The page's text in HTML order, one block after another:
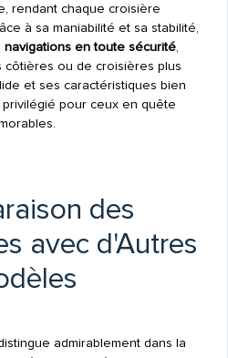
rendant chaque croisière
à sa maniabilité et sa stabilité,
navigations en toute sécurité,
ou de croisières plus
et ses caractéristiques bien
pour ceux en quête
des
avec d'Autres
admirablement dans la